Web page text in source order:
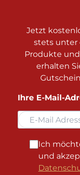
Jetzt
stets unter
Produkte
erhalten
Ihre E-Mail-
Ich
und